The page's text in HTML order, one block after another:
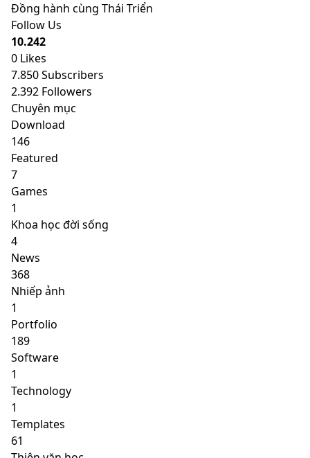
Đồng hành cùng Thái Triển
Follow Us
10.242
0 Likes
7.850Subscribers
2.392 Followers
Chuyên mục
Download
146
Featured
7
Games
1
Khoa học đời sống
4
News
368
Nhiếp ảnh
1
Portfolio
189
Software
1
Technology
1
Templates
61